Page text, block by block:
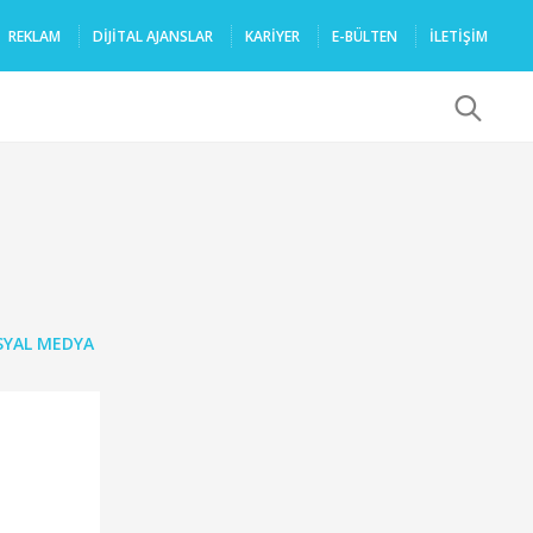
REKLAM DIJITAL AJANSLAR KARIYER E-BÜLTEN İLETİŞİM
MEDYA